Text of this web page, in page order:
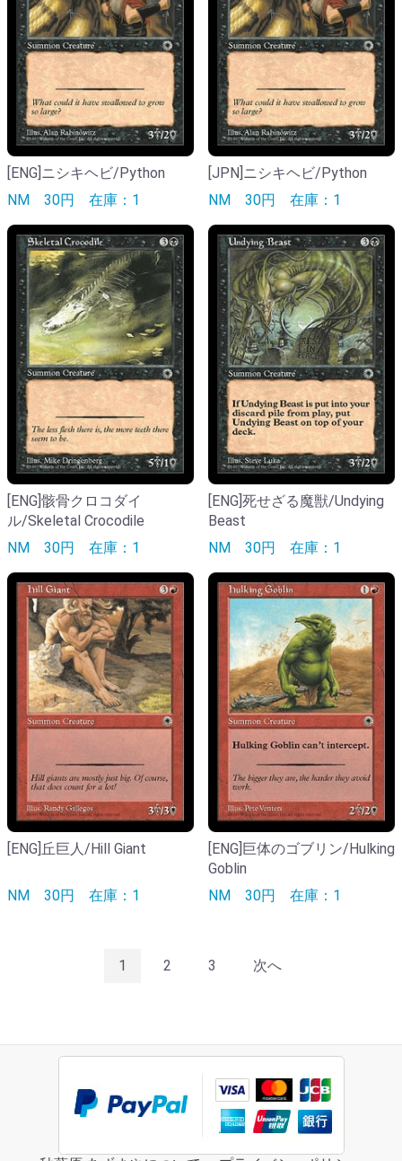
[ENG]ニシキヘビ/Python
NM 30円 在庫：1
[JPN]ニシキヘビ/Python
NM 30円 在庫：1
[ENG]骸骨クロコダイ
ル/Skeletal Crocodile
NM 30円 在庫：1
[ENG]死せざる魔獣/Undying
Beast
NM 30円 在庫：1
[ENG]丘巨人/Hill Giant
NM 30円 在庫：1
[ENG]巨体のゴブリン/Hulking
Goblin
NM 30円 在庫：1
1 2 3 次へ